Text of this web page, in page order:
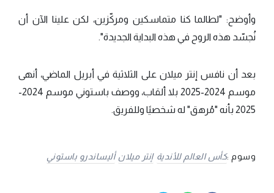
وأوضح: "لطالما كنا متماسكين ومركّزين، لكن علينا الآن أن
نُجسّد هذه الروح في هذه البداية الجديدة".
بعد أن نافس إنتر ميلان على الثلاثية في أبريل الماضي، أنهى
موسم 2024-2025 بلا ألقاب، ووصف باستوني موسم 2024-
2025 بأنه "مُرهق" له شخصيًا وللفريق.
وسوم :كأس العالم للأندية إنتر ميلان أليساندرو باستوني